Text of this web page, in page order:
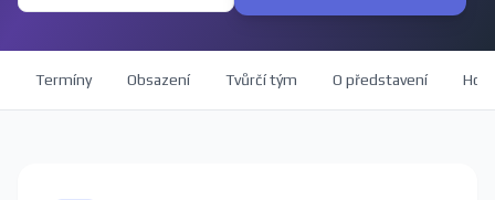
Termíny Obsazení Tvůrčí tým O představení